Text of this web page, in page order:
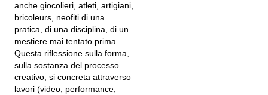
anche giocolieri, atleti, artigiani,
bricoleurs, neofiti di una
pratica, di una disciplina, di un
mestiere mai tentato prima.
Questa riflessione sulla forma,
sulla sostanza del processo
creativo, si concreta attraverso
lavori (video, performance,